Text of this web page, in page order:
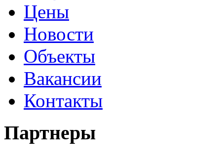
Цены
Новости
Объекты
Вакансии
Контакты
Партнеры